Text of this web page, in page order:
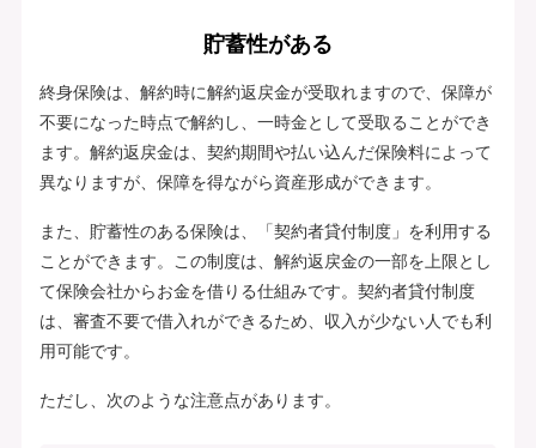
貯蓄性がある
終身保険は、解約時に解約返戻金が受取れますので、保障が
不要になった時点で解約し、一時金として受取ることができ
ます。解約返戻金は、契約期間や払い込んだ保険料によって
異なりますが、保障を得ながら資産形成ができます。
また、貯蓄性のある保険は、「契約者貸付制度」を利用する
ことができます。この制度は、解約返戻金の一部を上限とし
て保険会社からお金を借りる仕組みです。契約者貸付制度
は、審査不要で借入れができるため、収入が少ない人でも利
用可能です。
ただし、次のような注意点があります。